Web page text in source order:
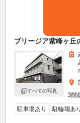
ブリージア紫峰ヶ丘
すべての写真
3階
駐車場あり
駐輪場あり